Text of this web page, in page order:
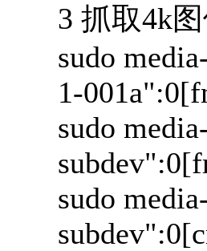
3 抓取4k
sudo
1-
sudo
sudo